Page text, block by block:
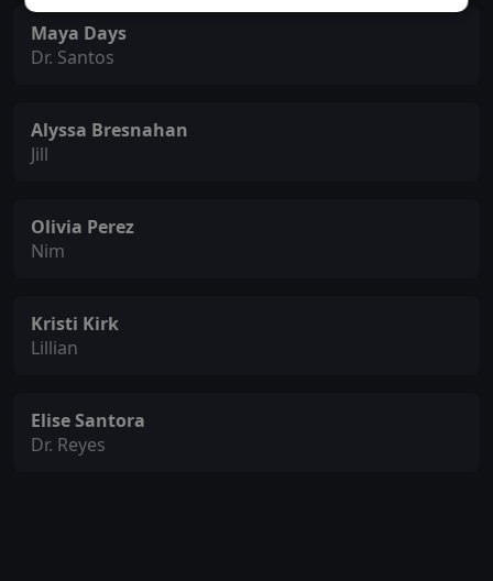
Maya Days
Dr. Santos
Alyssa Bresnahan
Jill
Olivia Perez
Nim
Kristi Kirk
Lillian
Elise Santora
Dr. Reyes